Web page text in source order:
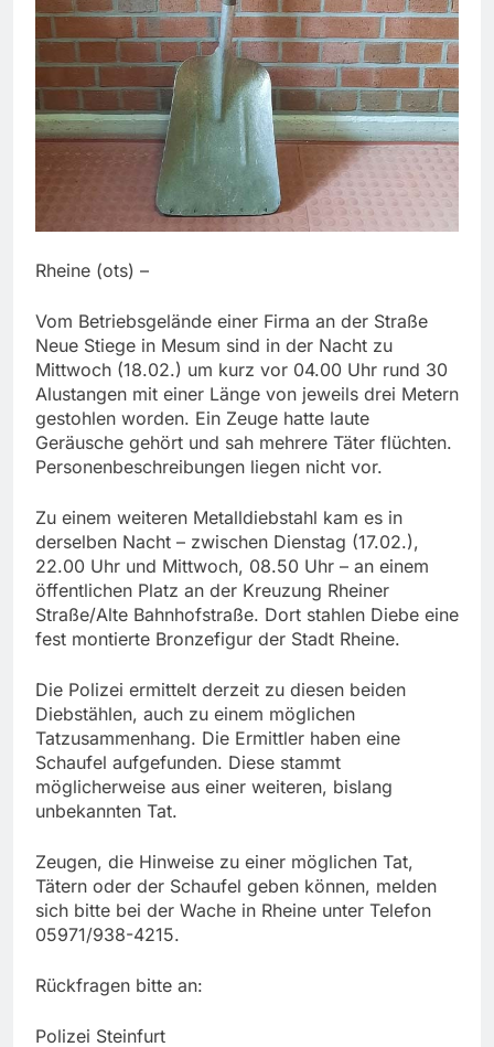
Rheine (ots) –
Vom Betriebsgelände einer Firma an der Straße
Neue Stiege in Mesum sind in der Nacht zu
Mittwoch (18.02.) um kurz vor 04.00 Uhr rund 30
Alustangen mit einer Länge von jeweils drei Metern
gestohlen worden. Ein Zeuge hatte laute
Geräusche gehört und sah mehrere Täter flüchten.
Personenbeschreibungen liegen nicht vor.
Zu einem weiteren Metalldiebstahl kam es in
derselben Nacht – zwischen Dienstag (17.02.),
22.00 Uhr und Mittwoch, 08.50 Uhr – an einem
öffentlichen Platz an der Kreuzung Rheiner
Straße/Alte Bahnhofstraße. Dort stahlen Diebe eine
fest montierte Bronzefigur der Stadt Rheine.
Die Polizei ermittelt derzeit zu diesen beiden
Diebstählen, auch zu einem möglichen
Tatzusammenhang. Die Ermittler haben eine
Schaufel aufgefunden. Diese stammt
möglicherweise aus einer weiteren, bislang
unbekannten Tat.
Zeugen, die Hinweise zu einer möglichen Tat,
Tätern oder der Schaufel geben können, melden
sich bitte bei der Wache in Rheine unter Telefon
05971/938-4215.
Rückfragen bitte an:
Polizei Steinfurt